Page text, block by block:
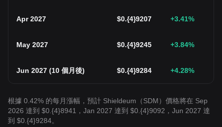
Apr 2027 $0.{4}9207 +3.41%
May 2027 $0.{4}9245 +3.84%
Jun 2027 (10 個月後) $0.{4}9284 +4.28%
根據 0.42% 的每月漲幅，預計 Shieldeum（SDM）價格將在 Sep
2026 達到 $0.{4}8941，Jan 2027 達到 $0.{4}9092，Jun 2027 達
到 $0.{4}9284。